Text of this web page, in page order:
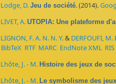
Lodge, D. Jeu de société. (2014).
LIVET, A. UTOPIA: Une plateforme
LIGNON, F. A. N. N. Y.& DERFOUFI, M.
BibTeX RTF MARC EndNote XML RIS
Lhôte, J. - M. Histoire des jeux de
Lhôte, J. - M. Le symbolisme des jeux